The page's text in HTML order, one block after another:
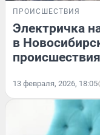
ПРОИСШЕСТВИЯ
Электричка
в
происшествия
13 февраля, 2026, 18:05